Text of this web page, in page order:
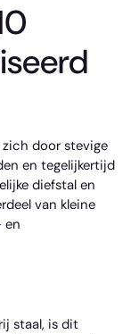
door stevige
en tegelijkertijd
diefstal en
van kleine
en
staal, is dit